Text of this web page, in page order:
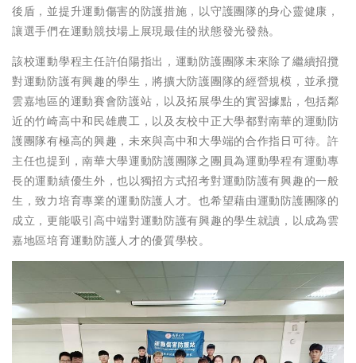
後盾，並提升運動傷害的防護措施，以守護團隊的身心靈健康，
讓選手們在運動競技場上展現最佳的狀態發光發熱。
該校運動學程主任許伯陽指出，運動防護團隊未來除了繼續招攬
對運動防護有興趣的學生，將擴大防護團隊的經營規模，並承攬
雲嘉地區的運動賽會防護站，以及拓展學生的實習據點，包括鄰
近的竹崎高中和民雄農工，以及友校中正大學都對南華的運動防
護團隊有極高的興趣，未來與高中和大學端的合作指日可待。許
主任也提到，南華大學運動防護團隊之團員為運動學程有運動專
長的運動績優生外，也以獨招方式招考對運動防護有興趣的一般
生，致力培育專業的運動防護人才。也希望藉由運動防護團隊的
成立，更能吸引高中端對運動防護有興趣的學生就讀，以成為雲
嘉地區培育運動防護人才的優質學校。